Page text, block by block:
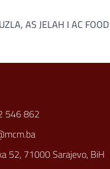
546 862
52, 71000 Sarajevo, BiH